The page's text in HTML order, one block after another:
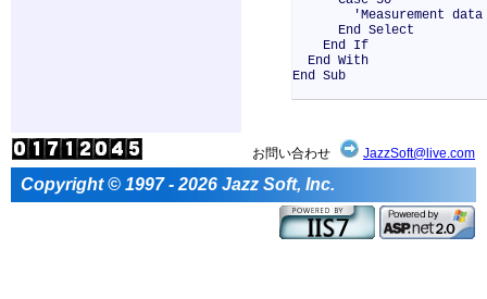
'Measurement data
End Select
End If
End With
End Sub
お問い合わせ JazzSoft@live.com
Copyright © 1997 - 2026 Jazz Soft, Inc.